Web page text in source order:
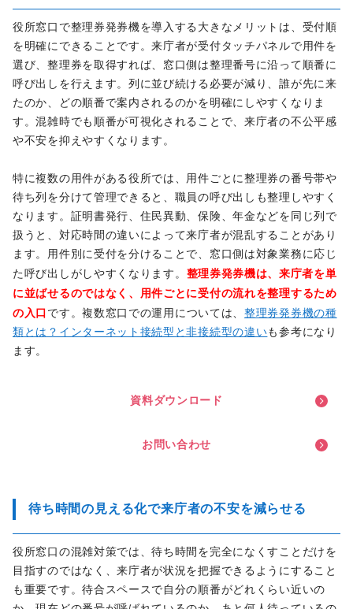
役所窓口で整理券発券機を導入する大きなメリットは、受付順
を明確にできることです。来庁者が受付タッチパネルで用件を
選び、整理券を取得すれば、窓口側は整理番号に沿って順番に
呼び出しを行えます。列に並び続ける必要が減り、誰が先に来
たのか、どの順番で案内されるのかを明確にしやすくなりま
す。混雑時でも順番が可視化されることで、来庁者の不公平感
や不安を抑えやすくなります。
特に複数の用件がある役所では、用件ごとに整理券の番号帯や
待ち列を分けて管理できると、職員の呼び出しも整理しやすく
なります。証明書発行、住民異動、保険、年金などを同じ列で
扱うと、対応時間の違いによって来庁者が混乱することがあり
ます。用件別に受付を分けることで、窓口側は対象業務に応じ
た呼び出しがしやすくなります。 整理券発券機は、来庁者を単
に並ばせるのではなく、用件ごとに受付の流れを整理するため
の入口 です。複数窓口での運用については、整理券発券機の種
類とは？インターネット接続型と非接続型の違いも参考になり
ます。
資料ダウ ン ロ ー ド
お 問 い合わせ
待ち時間の見える化で来庁者の不安を減らせる
役所窓口の混雑対策では、待ち時間を完全になくすことだけを
目指すのではなく、来庁者が状況を把握できるようにすること
も重要です。待合スペースで自分の順番がどれくらい近いの